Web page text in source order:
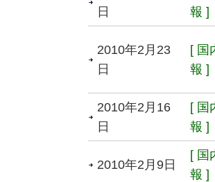
日
報 ]
2010年2月23
日
[ 国
報 ]
2010年2月16
日
[ 国
報 ]
2010年2月9日
[ 国
報 ]